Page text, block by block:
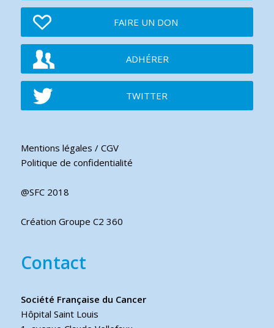
FAIRE UN DON
ADHÉRER
TWITTER
Mentions légales / CGV
Politique de confidentialité
@SFC 2018
Création Groupe C2 360
Contact
Société Française du Cancer
Hôpital Saint Louis